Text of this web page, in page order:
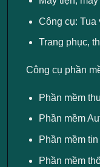
Công cụ:
Trang phục,
Công cụ phần
Phần mềm
Phần mềm
Phần mềm
Phần mềm